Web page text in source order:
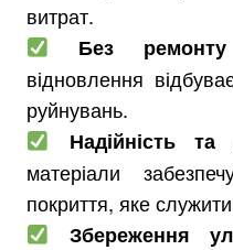
витрат.
Без
відновлення
руйнувань.
Надійність та
матеріали
покриття, яке
Збереження